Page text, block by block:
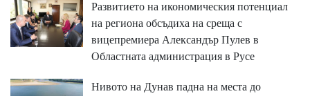
Развитието на икономическия потенциал
на региона обсъдиха на среща с
вицепремиера Александър Пулев в
Областната администрация в Русе
Нивото на Дунав падна на места до